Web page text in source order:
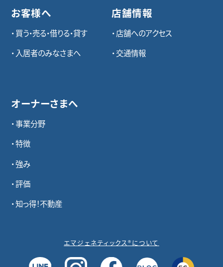
お客様へ
買う・売る・借りる・貸す
入居者のみなさまへ
オーナーさまへ
事業分野
特徴
強み
評価
知っ得！不動産
店舗情報
店舗へのアクセス
交通情報
エマジェネティックス®について